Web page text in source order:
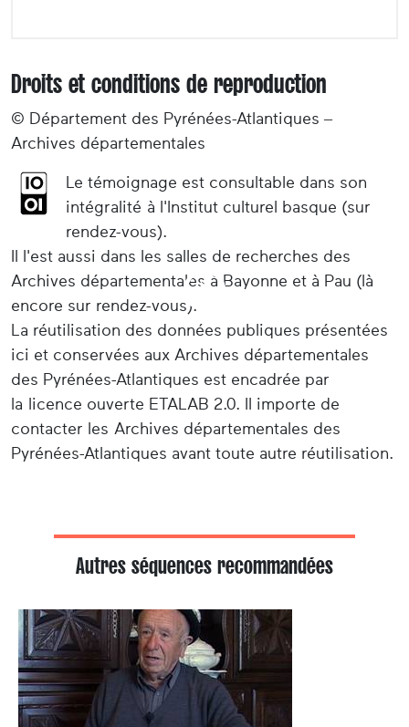
Droits et conditions de reproduction
© Département des Pyrénées-Atlantiques –
Archives départementales
Le témoignage est consultable dans son
intégralité à l'Institut culturel basque (sur
rendez-vous).
Il l'est aussi dans les salles de recherches des
Archives départementales à Bayonne et à Pau (là
encore sur rendez-vous).
La réutilisation des données publiques présentées
ici et conservées aux Archives départementales
des Pyrénées-Atlantiques est encadrée par
la licence ouverte ETALAB 2.0. Il importe de
contacter les Archives départementales des
Pyrénées-Atlantiques avant toute autre réutilisation.
Autres séquences recommandées